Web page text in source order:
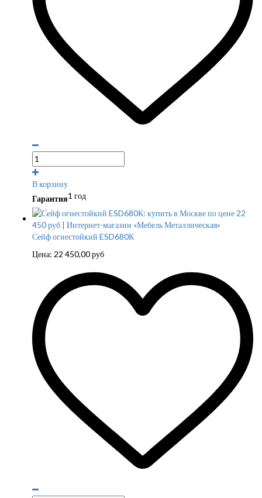
В корзину
Гарантия1 год
Сейф огнестойкий ESD680К
Цена: 22 450,00руб